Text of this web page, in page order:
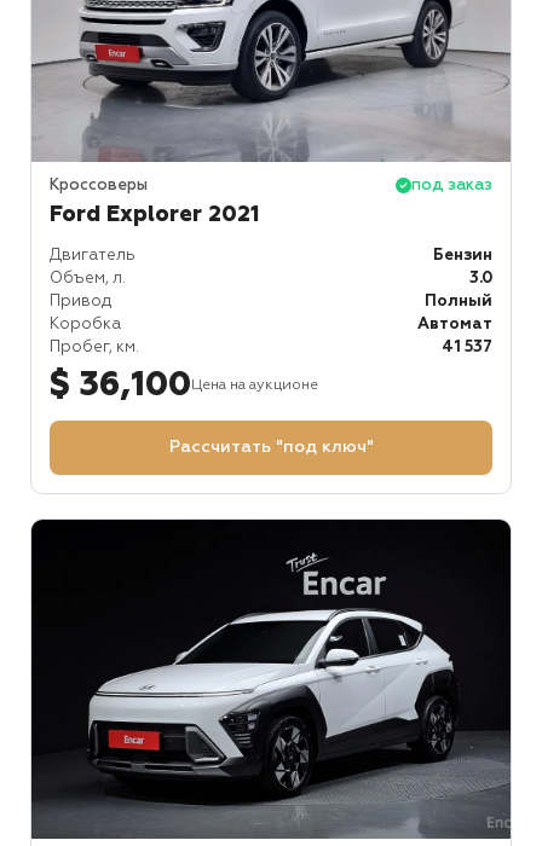
Кроссоверы под заказ
Ford Explorer 2021
Двигатель
Бензин
Объем, л.
3.0
Привод
Полный
Коробка
Автомат
Пробег, км.
41 537
$ 36,100Цена на аукционе
Рассчитать "под ключ"